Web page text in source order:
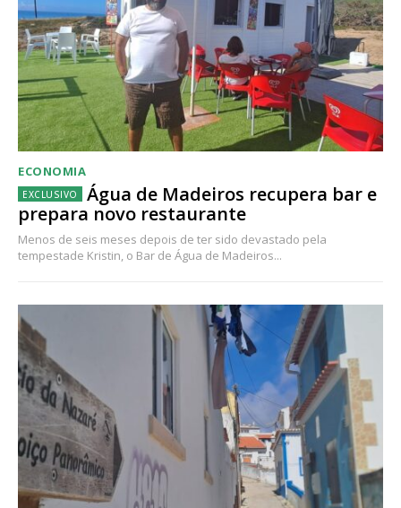
ECONOMIA
Água de Madeiros recupera bar e
prepara novo restaurante
Menos de seis meses depois de ter sido devastado pela
tempestade Kristin, o Bar de Água de Madeiros...